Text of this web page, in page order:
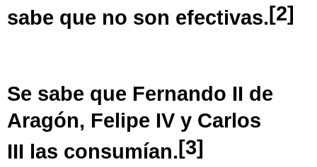
sabe que no son efectivas.[2]
Se sabe que Fernando II de
Aragón, Felipe IV y Carlos
III las consumían.[3]